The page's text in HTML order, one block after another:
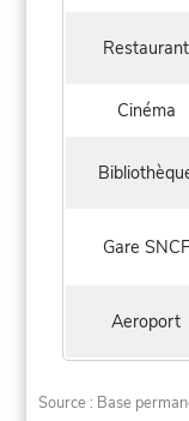
Restaurant
Cinéma
Gare SNCF
Aeroport
Source : Base